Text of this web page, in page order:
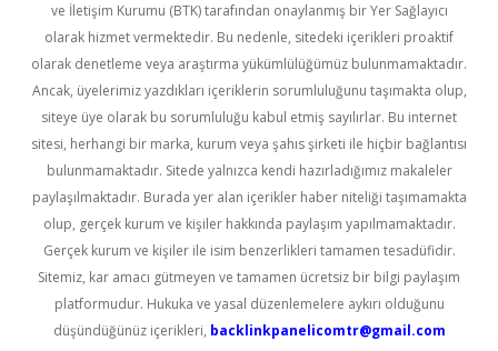
ve İletişim Kurumu (BTK) tarafından onaylanmış bir Yer Sağlayıcı
olarak hizmet vermektedir. Bu nedenle, sitedeki içerikleri proaktif
olarak denetleme veya araştırma yükümlülüğümüz bulunmamaktadır.
Ancak, üyelerimiz yazdıkları içeriklerin sorumluluğunu taşımakta olup,
siteye üye olarak bu sorumluluğu kabul etmiş sayılırlar. Bu internet
sitesi, herhangi bir marka, kurum veya şahıs şirketi ile hiçbir bağlantısı
bulunmamaktadır. Sitede yalnızca kendi hazırladığımız makaleler
paylaşılmaktadır. Burada yer alan içerikler haber niteliği taşımamakta
olup, gerçek kurum ve kişiler hakkında paylaşım yapılmamaktadır.
Gerçek kurum ve kişiler ile isim benzerlikleri tamamen tesadüfidir.
Sitemiz, kar amacı gütmeyen ve tamamen ücretsiz bir bilgi paylaşım
platformudur. Hukuka ve yasal düzenlemelere aykırı olduğunu
düşündüğünüz içerikleri, backlinkpanelicomtr@gmail.com